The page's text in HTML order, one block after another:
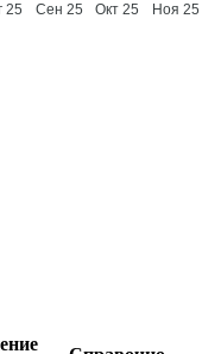
25 Сен 25 Окт 25 Ноя 25